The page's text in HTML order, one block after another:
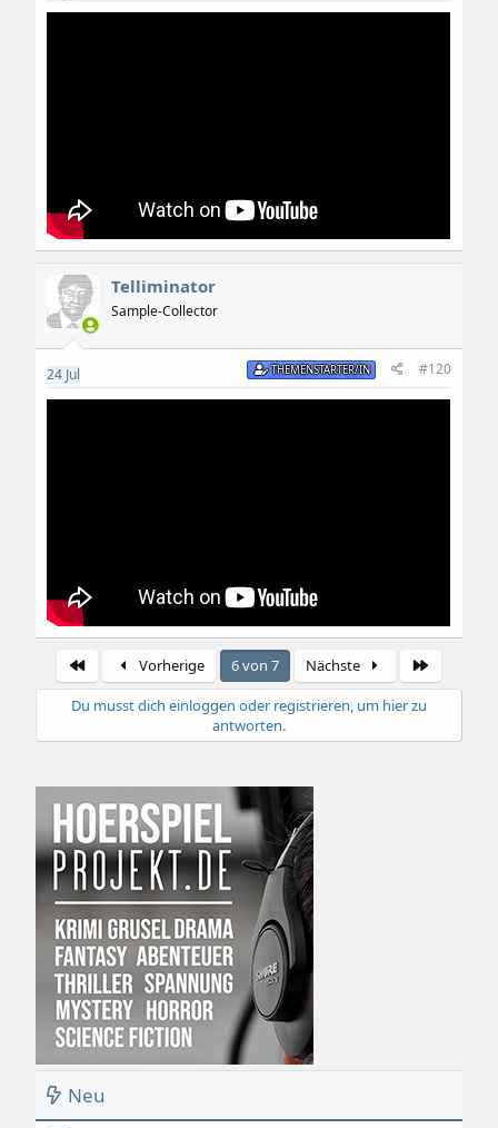
Telliminator
Sample-Collector
24 Jul THEMENSTARTER/IN #120
Erste Vorherige 6 von 7 Nächste
Du musst dich einloggen oder registrieren, um hier zu
antworten.
Neu